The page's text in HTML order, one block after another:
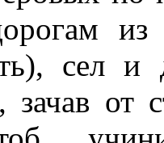
из
сел и
зачав